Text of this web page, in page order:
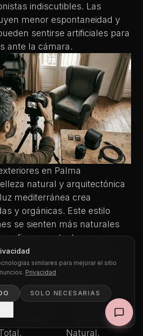
indiscutibles. Las
menor espontaneidad y
sentirse artificiales para
ante la cámara.
en Palma
natural y arquitectónica
mediterránea crea
y orgánicas. Este estilo
se sienten más naturales
prefieren contextos que
su historia. Las limitaciones
del clima y menor
ambientales como
lumínicas
Exteriores
Natural,
similares para mejorar el sitio
Privacidad
SOLO NECESARIAS